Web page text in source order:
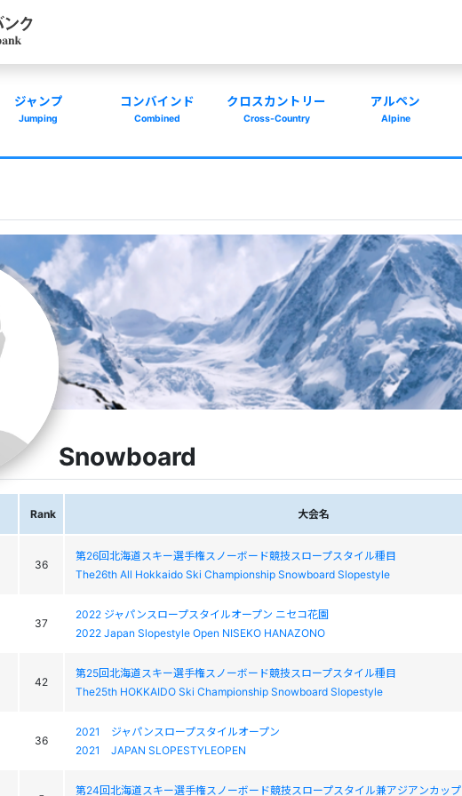
ジャンプ
Jumping
コンバインド
Combined
クロスカントリー
Cross-Country
アルペン
Alpine
Snowboard
Rank 大会名
36
第26回北海道スキー選手権スノーボード競技スロープスタイル種目
The26th All Hokkaido Ski Championship Snowboard Slopestyle
37
2022 ジャパンスロープスタイルオープン ニセコ花園
2022 Japan Slopestyle Open NISEKO HANAZONO
42
第25回北海道スキー選手権スノーボード競技スロープスタイル種目
The25th HOKKAIDO Ski Championship Snowboard Slopestyle
36
2021 ジャパンスロープスタイルオープン
2021 JAPAN SLOPESTYLEOPEN
第24回北海道スキー選手権スノーボード競技スロープスタイル兼アジアンカップ